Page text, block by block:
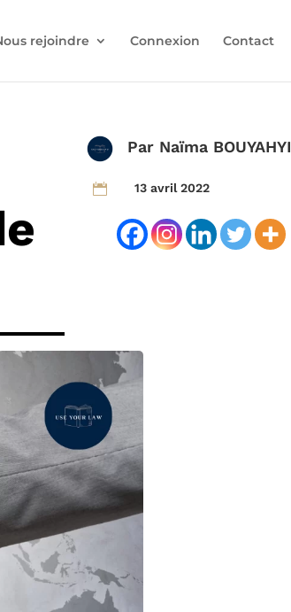
rejoindre Connexion Contact
Par Naïma BOUYAHYI
 13 avril 2022